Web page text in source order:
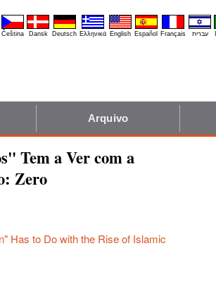
Čeština Dansk Deutsch Ελληνικά English Español Français עברית
Arquivo
Tem a Ver com a
Zero
Has to Do with the Rise of Islamic